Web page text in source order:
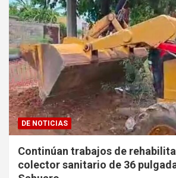
DE NOTICIAS
Continúan trabajos de
colector sanitario de 36